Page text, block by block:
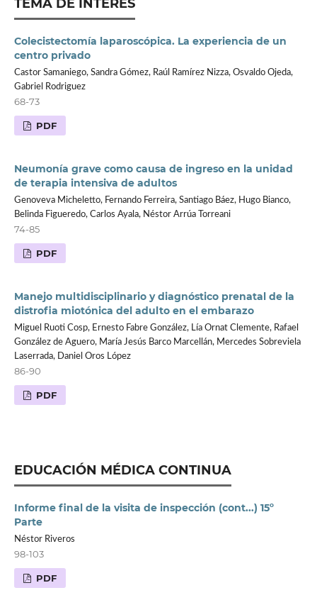
TEMA DE INTERES
Colecistectomía laparoscópica. La experiencia de un
centro privado
Castor Samaniego, Sandra Gómez, Raúl Ramírez Nizza, Osvaldo Ojeda,
Gabriel Rodriguez
68-73
PDF
Neumonía grave como causa de ingreso en la unidad
de terapia intensiva de adultos
Genoveva Micheletto, Fernando Ferreira, Santiago Báez, Hugo Bianco,
Belinda Figueredo, Carlos Ayala, Néstor Arrúa Torreani
74-85
PDF
Manejo multidisciplinario y diagnóstico prenatal de la
distrofia miotónica del adulto en el embarazo
Miguel Ruoti Cosp, Ernesto Fabre González, Lía Ornat Clemente, Rafael
González de Aguero, María Jesús Barco Marcellán, Mercedes Sobreviela
Laserrada, Daniel Oros López
86-90
PDF
EDUCACIÓN MÉDICA CONTINUA
Informe final de la visita de inspección (cont...) 15º
Parte
Néstor Riveros
98-103
PDF